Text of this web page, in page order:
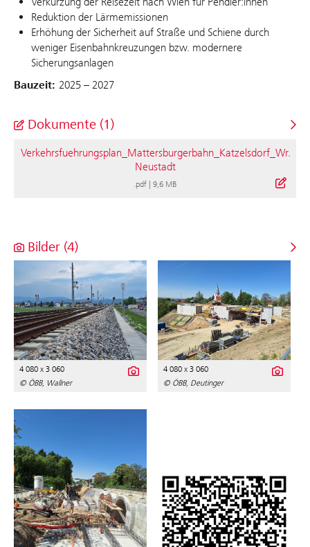
Reduktion der Lärmemissionen
Erhöhung der Sicherheit auf Straße und Schiene durch
weniger Eisenbahnkreuzungen bzw. modernere
Sicherungsanlagen
Bauzeit: 2025 – 2027
Dokumente (1)
Verkehrsfuehrungsplan_Mattersburgerbahn_Katzelsdorf_Wr.
Neustadt
.pdf 9,6 MB
Bilder (4)
4 080 x 3 060
© ÖBB, Wallner
4 080 x 3 060
© ÖBB, Deutinger